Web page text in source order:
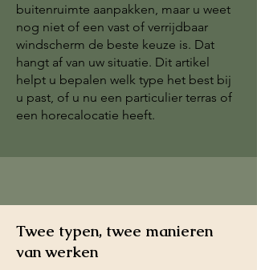
buitenruimte aanpakken, maar u weet
nog niet of een vast of verrijdbaar
windscherm de beste keuze is. Dat
hangt af van uw situatie. Dit artikel
helpt u bepalen welk type het best bij
u past, of u nu een particulier terras of
een horecalocatie heeft.
Twee typen, twee manieren
van werken